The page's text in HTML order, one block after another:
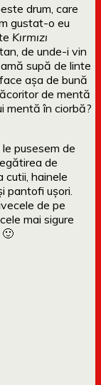
drum, care
gustat-o eu
Kırmızı
de unde-i vin
supă de linte
așa de bună
de mentă
mentă în ciorbă?
pusesem de
de
cutii, hainele
pantofi ușori.
de pe
mai sigure